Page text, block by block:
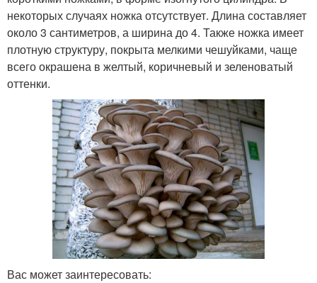
некоторых случаях ножка отсутствует. Длина составляет
около 3 сантиметров, а ширина до 4. Также ножка имеет
плотную структуру, покрыта мелкими чешуйками, чаще
всего окрашена в желтый, коричневый и зеленоватый
оттенки.
Вас может заинтересовать: